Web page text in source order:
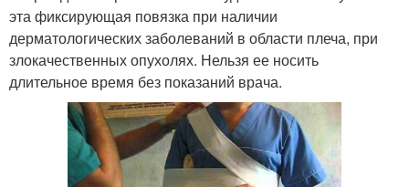
эта фиксирующая повязка при наличии
дерматологических заболеваний в области плеча, при
злокачественных опухолях. Нельзя ее носить
длительное время без показаний врача.